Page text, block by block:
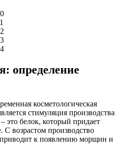
определение
косметологическая
стимуляция производства
это белок, который придает
С возрастом производство
приводит к появлению морщин и